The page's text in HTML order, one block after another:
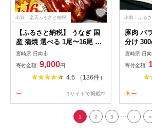
出典：楽天ふるさと納税
【ふるさと納税】 うなぎ 国
産 蒲焼 選べる 1尾〜16尾 中
大サイズ 単発 定期便 日向う
なぎ [日向サンパーク 宮崎県
日向市 452061646] ふるさと
納税 土用 丑の日 土用の丑の
冷凍 化粧箱入り ギフト鰻楽
宮崎県 日向市
寄付金額: 9,000円
4.6 （136件）
1サイトで掲載中
出典：ふる
豚肉 バ
分け
精肉店
ぶ 切り
ス 冷凍
万円
宮崎県 日
寄付金額:
1 2 3 › ››